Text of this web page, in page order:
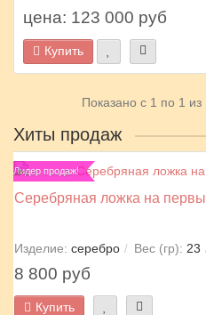
цена: 123 000 руб
Купить
Показано с 1 по 1 из
Хиты продаж
Лидер продаж!
Серебряная ложка на
Изделие: серебро Вес (гр): 23
8 800 руб
Купить